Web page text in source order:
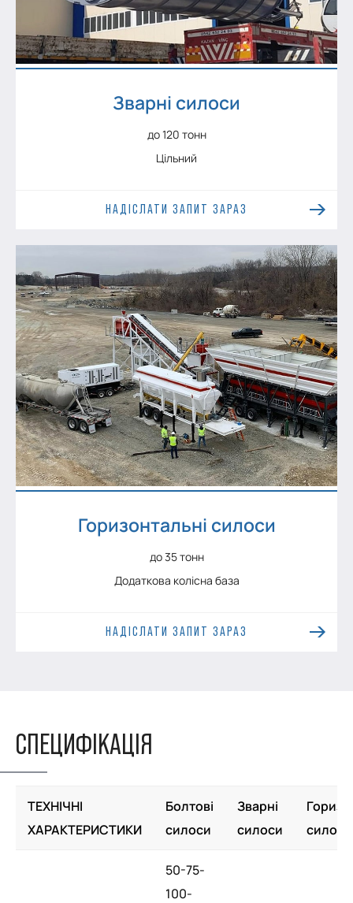
Зварні силоси
до 120 тонн
Цільний
НАДІСЛАТИ ЗАПИТ ЗАРАЗ
Горизонтальні силоси
до 35 тонн
Додаткова колісна база
НАДІСЛАТИ ЗАПИТ ЗАРАЗ
СПЕЦИФІКАЦІЯ
ТЕХНІЧНІ
ХАРАКТЕРИСТИКИ
Болтові
силоси
Зварні
силоси
силоси
50-75-
100-